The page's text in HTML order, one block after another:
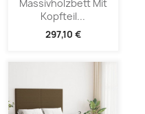
Massivholzbett Mit
Kopfteil...
297,10 €